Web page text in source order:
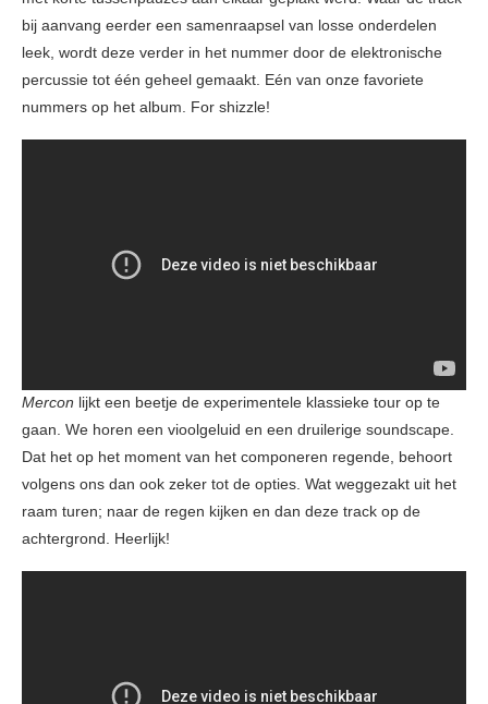
bij aanvang eerder een samenraapsel van losse onderdelen
leek, wordt deze verder in het nummer door de elektronische
percussie tot één geheel gemaakt. Eén van onze favoriete
nummers op het album. For shizzle!
Mercon lijkt een beetje de experimentele klassieke tour op te
gaan. We horen een vioolgeluid en een druilerige soundscape.
Dat het op het moment van het componeren regende, behoort
volgens ons dan ook zeker tot de opties. Wat weggezakt uit het
raam turen; naar de regen kijken en dan deze track op de
achtergrond. Heerlijk!